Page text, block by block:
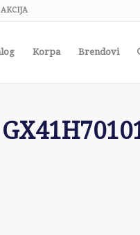
AKCIJA
Korpa Brendovi